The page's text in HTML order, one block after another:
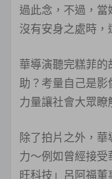
過此念，不過，
沒有安身之處時，
華導演聽完糕菲
助？考量自己是
力量讓社會大眾瞭
除了拍片之外，
力～例如曾經接
旺科技」呂阿福